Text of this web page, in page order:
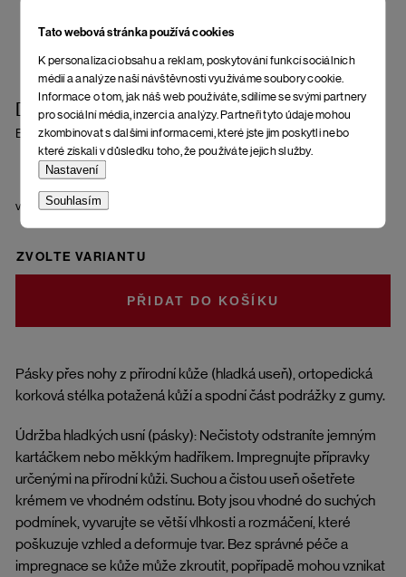
Tato webová stránka používá cookies
K personalizaci obsahu a reklam, poskytování funkcí sociálních
médií a analýze naší návštěvnosti využíváme soubory cookie.
Informace o tom, jak náš web používáte, sdílíme se svými partnery
pro sociální média, inzerci a analýzy. Partneři tyto údaje mohou
zkombinovat s dalšími informacemi, které jste jim poskytli nebo
které získali v důsledku toho, že používáte jejich služby.
Nastavení
Souhlasím
Dámské žabky Lora Ater
Black
Pásky přes nohy z přírodní kůže (hladká useň), ortopedická
korková stélka potažená kůží a spodní část podrážky z gumy.
Údržba hladkých usní (pásky): Nečistoty odstraníte jemným
kartáčkem nebo měkkým hadříkem. Impregnujte přípravky
určenými na přírodní kůži. Suchou a čistou useň ošetřete
krémem ve vhodném odstínu. Boty jsou vhodné do suchých
podmínek, vyvarujte se větší vlhkosti a rozmáčení, které
poškuzuje vzhled a deformuje tvar. Bez správné péče a
impregnace se kůže může zkroutit, popřípadě mohou vznikat
velikost
ZVOLTE VARIANTU
DO KOŠÍKU